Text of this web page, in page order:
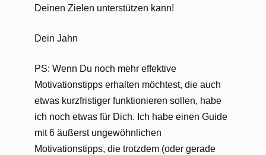
Deinen Zielen unterstützen kann!
Dein Jahn
PS: Wenn Du noch mehr effektive
Motivationstipps erhalten möchtest, die auch
etwas kurzfristiger funktionieren sollen, habe
ich noch etwas für Dich. Ich habe einen Guide
mit 6 äußerst ungewöhnlichen
Motivationstipps, die trotzdem (oder gerade